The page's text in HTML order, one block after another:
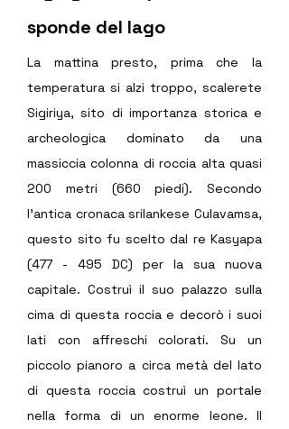
sponde del lago
La mattina presto, prima che la
temperatura si alzi troppo, scalerete
Sigiriya, sito di importanza storica e
archeologica dominato da una
massiccia colonna di roccia alta quasi
200 metri (660 piedi). Secondo
l'antica cronaca srilankese Culavamsa,
questo sito fu scelto dal re Kasyapa
(477 - 495 DC) per la sua nuova
capitale. Costruì il suo palazzo sulla
cima di questa roccia e decorò i suoi
lati con affreschi colorati. Su un
piccolo pianoro a circa metà del lato
di questa roccia costruì un portale
nella forma di un enorme leone. Il